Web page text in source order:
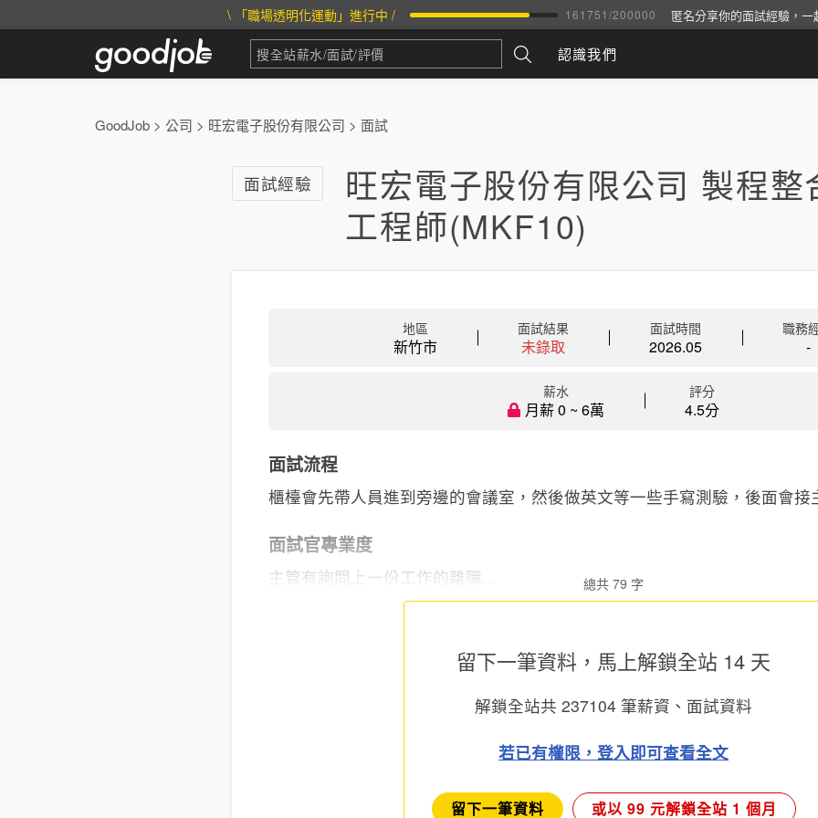
\ 「職場透明化運動」進行中 / 161751 /200000 匿名分享你的面試經驗，
認識我們
GoodJob > 公司 > 旺宏電子股份有限公司 > 面試
面試經驗
旺宏電子股份有限公司 製程整
工程師(MKF10)
地區
新竹市
面試結果
未錄取
面試時間
2026.05
職務
-
薪水
月薪 0 ~ 6萬
評分
4.5分
面試流程
櫃檯會先帶人員進到旁邊的會議室，然後做英文等一些手寫測驗，後面會接
面試官專業度
主管有詢問上一份工作的離職... 總共 79 字
留下一筆資料，馬上解鎖全站 14 天
解鎖全站共 237104 筆薪資、面試資料
若已有權限，登入即可查看全文
留下一筆資料 或以 99 元解鎖全站 1 個月